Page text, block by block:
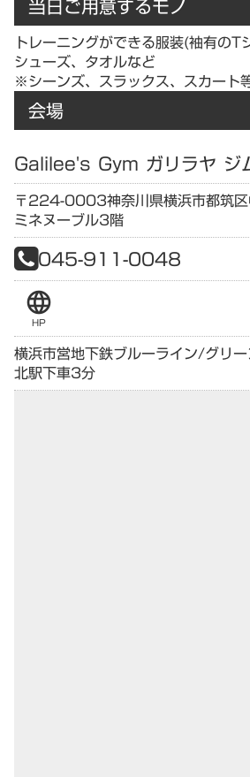
トレーニングができる服装(袖有のT
シューズ、タオルなど
※シーンズ、スラックス、スカート
会場
Galilee's Gym ガリラヤ ジ
〒224-0003神奈川県横浜市都筑
ミネヌーブル3階
045-911-0048
language
HP
横浜市営地下鉄ブルーライン/グリ
北駅下車3分